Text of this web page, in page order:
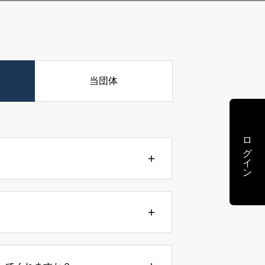
当団体
ログイン